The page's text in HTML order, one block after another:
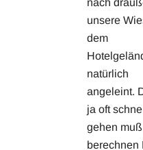
nach
unsere
dem
natürlich
angeleint.
ja oft
gehen
berechnen